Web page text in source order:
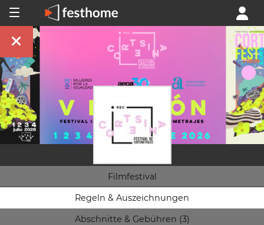
Filmfestival
Regeln & Auszeichnungen
Abschnitte & Gebühren (3)